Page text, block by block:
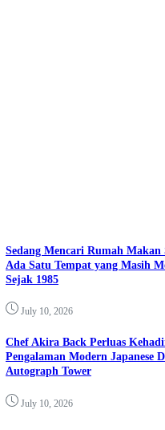
Sedang Mencari Rumah Makan
Ada Satu Tempat yang Masih
Sejak 1985
July 10, 2026
Chef Akira Back Perluas
Pengalaman Modern Japanese
Autograph Tower
July 10, 2026